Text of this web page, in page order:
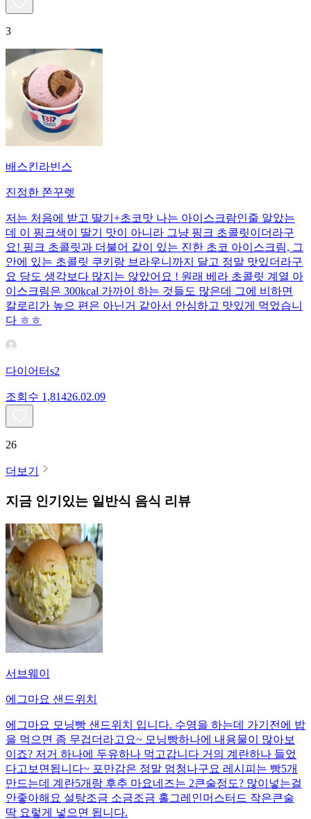
3
배스킨라빈스
진정한 쫀꾸렛
저는 처음에 받고 딸기+초코맛 나는 아이스크람인줄 알았는
데 이 핑크색이 딸기 맛이 아니라 그냥 핑크 초콜릿이더라구
요! 핑크 초콜릿과 더불어 같이 있는 진한 초코 아이스크림, 그
안에 있는 초콜릿 쿠키랑 브라우니까지 달고 정말 맛있더라구
요 당도 생각보다 많지는 않았어요 ! 원래 베라 초콜릿 계열 아
이스크림은 300kcal 가까이 하는 것들도 많은데 그에 비하면
칼로리가 높으 편은 아닌거 같아서 안심하고 맛있게 먹었습니
다 ㅎㅎ
다이어터s2
조회수 1,81426.02.09
26
더보기
지금 인기있는 일반식 음식 리뷰
서브웨이
에그마요 샌드위치
에그마요 모닝빵 샌드위치 입니다. 수영을 하는데 가기전에 밥
을 먹으면 좀 무겁더라고요~ 모닝빵하나에 내용물이 많아보
이죠? 저거 하나에 두유하나 먹고갑니다 거의 계란하나 들었
다고보면됩니다~ 포만감은 정말 엄청나구요 레시피는 빵5개
만드는데 계란5개랑 후추 마요네즈는 2큰술정도? 많이넣는걸
안좋아해요 설탕조금 소금조금 홀그레인머스터드 작은큰술
딱 요렇게 넣으면 됩니다.